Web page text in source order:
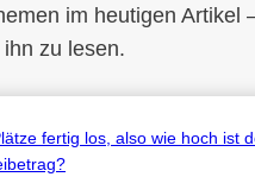
im heutigen Artikel
zu lesen.
fertig los, also wie hoch ist